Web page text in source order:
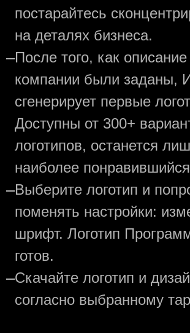
постарайтесь
на деталях бизнеса.
—После того, как
компании были заданы,
сгенерирует первые
Доступны от 300+
логотипов, останется
наиболее
—Выберите логотип и
поменять настройки:
шрифт. Логотип
готов.
—Скачайте логотип и
согласно выбранному